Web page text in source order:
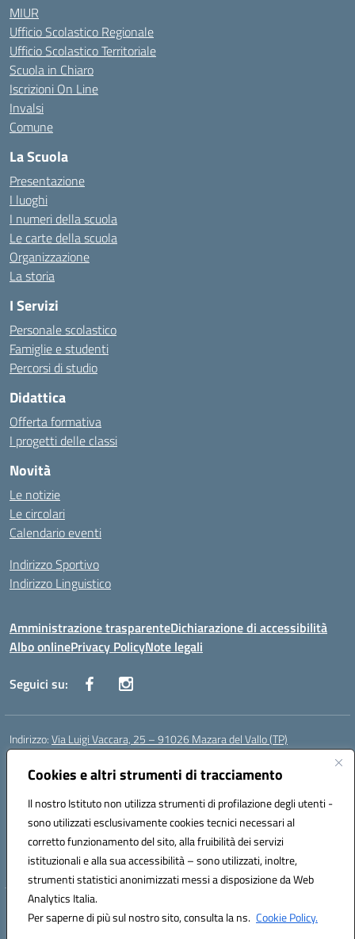
Cookies e altri strumenti di tracciamento
Il nostro Istituto non utilizza strumenti di profilazione degli utenti -
sono utilizzati esclusivamente cookies tecnici necessari al
corretto funzionamento del sito, alla fruibilità dei servizi
istituzionali e alla sua accessibilità – sono utilizzati, inoltre,
strumenti statistici anonimizzati messi a disposizione da Web
Analytics Italia.
Per saperne di più sul nostro sito, consulta la ns. Cookie Policy.
MIUR
Ufficio Scolastico Regionale
Ufficio Scolastico Territoriale
Scuola in Chiaro
Iscrizioni On Line
Invalsi
Comune
La Scuola
Presentazione
I luoghi
I numeri della scuola
Le carte della scuola
Organizzazione
La storia
I Servizi
Personale scolastico
Famiglie e studenti
Percorsi di studio
Didattica
Offerta formativa
I progetti delle classi
Novità
Le notizie
Le circolari
Calendario eventi
Indirizzo Sportivo
Indirizzo Linguistico
Amministrazione trasparenteDichiarazione di accessibilità
Albo onlinePrivacy PolicyNote legali
Seguici su:
Indirizzo:Via Luigi Vaccara, 25 – 91026 Mazara del Vallo (TP)
Centralino:
Posta elettronica certificata (PEC):tpic843007@pec.istruzione.it
Codice fiscale: 91036660818
Codice meccanografico:tpic843007
Codice Indice delle Pubbliche Amministrazioni (IPA): icggp
Codice unico di fatturazione (CUF): UFYPS3
Hosting & Powered by 3D Solution S.r.l.
Concept & Design by Designers Italia